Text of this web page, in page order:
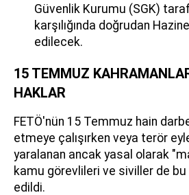
Güvenlik Kurumu (SGK)
karşılığında doğrudan
edilecek.
15 TEMMUZ
HAKLAR
FETÖ'nün 15 Temmuz hain
etmeye çalışırken veya terör
yaralanan ancak yasal olarak
kamu görevlileri ve siviller de bu
edildi.